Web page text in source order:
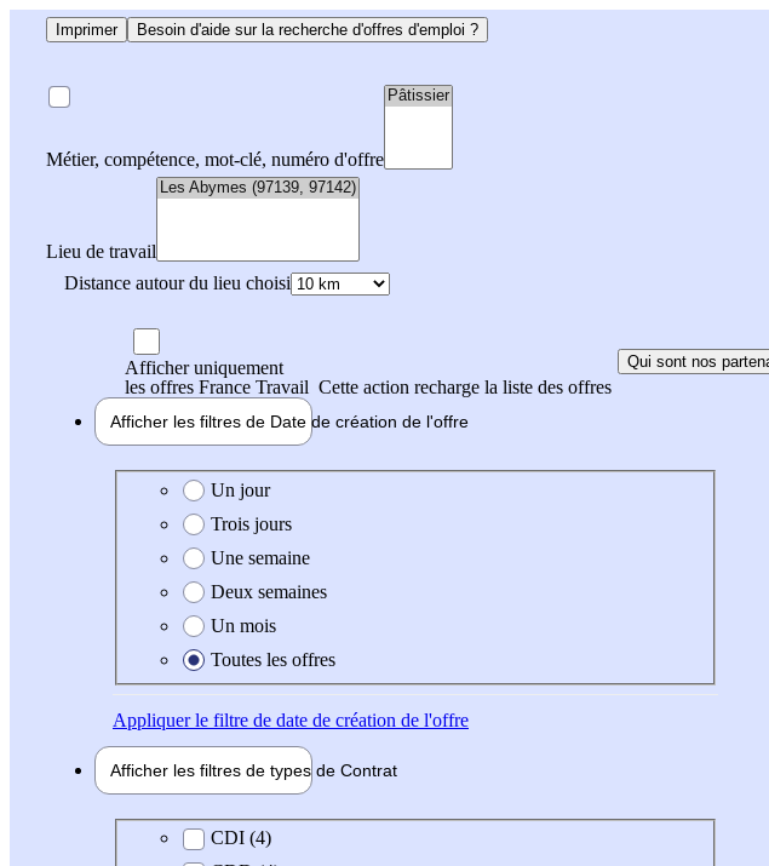
Imprimer Besoin d'aide sur la recherche d'offres d'emploi ?
Métier, compétence, mot-clé, numéro d'offre
Lieu de travail
Distance autour du lieu choisi
Afficher uniquement
les offres France Travail Cette action recharge la liste des offres
Qui sont nos
Afficher les filtres de Date de création de l'offre
Date de création de l'offre
Un jour
Trois jours
Une semaine
Deux semaines
Un mois
Toutes les offres
Appliquerle filtre de date de création de l'offre
Afficher les filtres de types de Contrat
Type de contrat
CDI (4)